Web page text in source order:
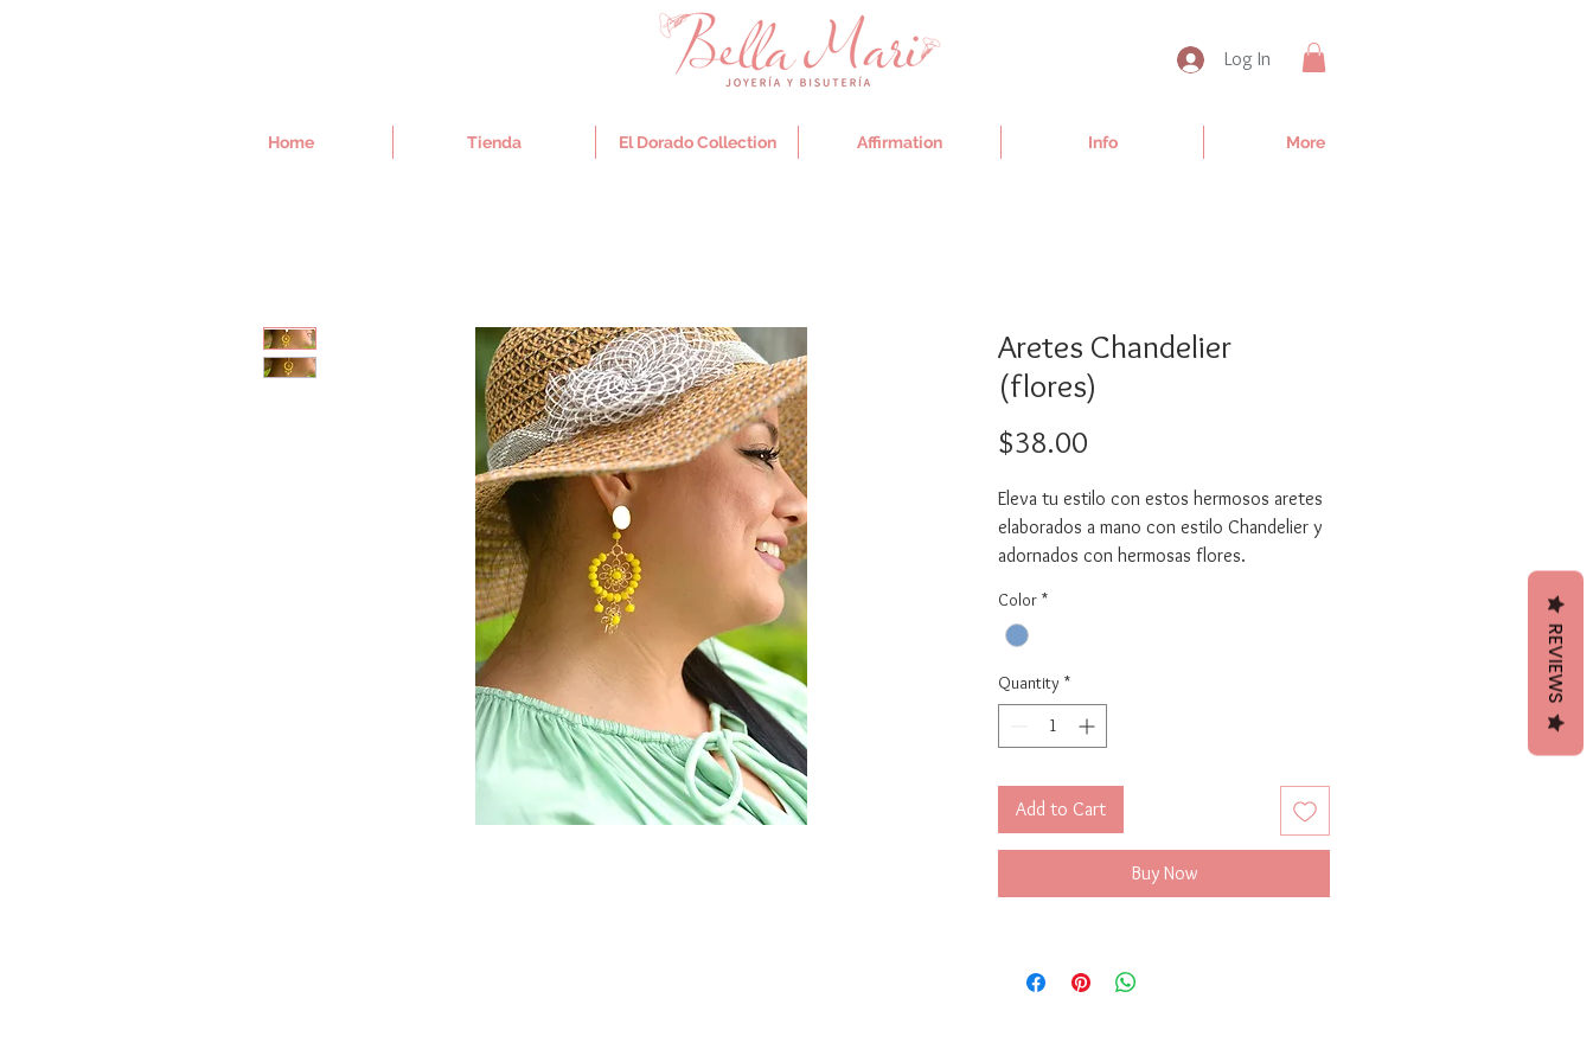
Log In
Home Tienda El Dorado Collection Affirmation Info More
Aretes Chandelier
(flores)
$38.00
Eleva tu estilo con estos hermosos aretes
elaborados a mano con estilo Chandelier y
adornados con hermosas flores.
Medidas: 8.0 cm x 3.4 cm ( 3.0 inc x 1.3
inc)
Color *
Quantity *
Add to Cart
Buy Now
REVIEWS